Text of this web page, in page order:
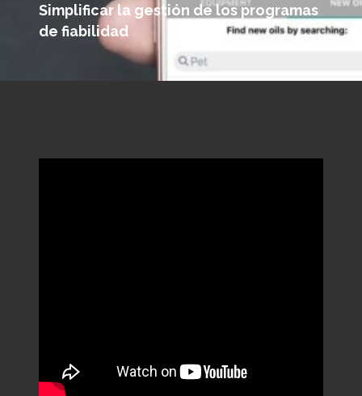
Simplificar la gestión de los programas
de fiabilidad